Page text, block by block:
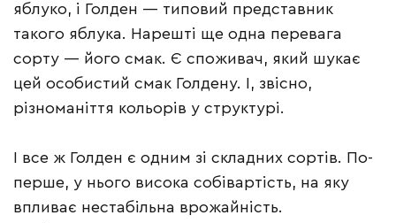
яблуко, і Голден — типовий представник
такого яблука. Нарешті ще одна перевага
сорту — його смак. Є споживач, який шукає
цей особистий смак Голдену. І, звісно,
різноманіття кольорів у структурі.
І все ж Голден є одним зі складних сортів. По-
перше, у нього висока собівартість, на яку
впливає нестабільна врожайність.